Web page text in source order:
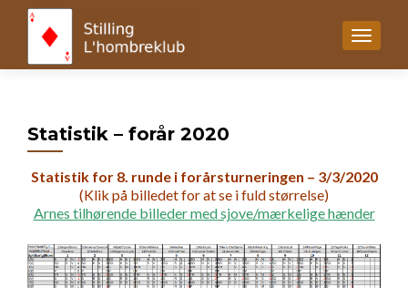
MENU
Statistik – forår 2020
Statistik for 8. runde i forårsturneringen – 3/3/2020
(Klik på billedet for at se i fuld størrelse)
Arnes tilhørende billeder med sjove/mærkelige hænder